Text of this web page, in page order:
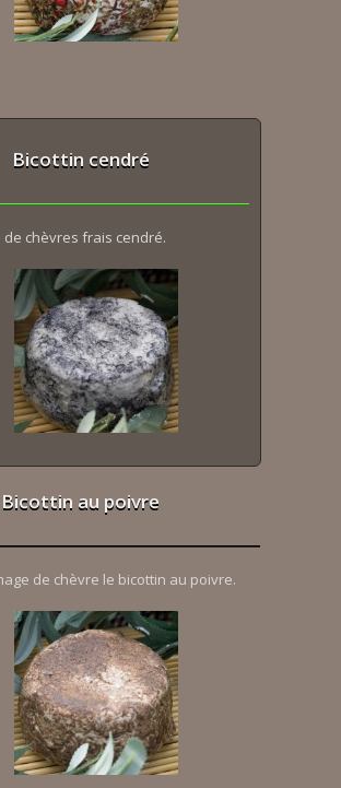
Bicottin cendré
de chèvres frais cendré.
Bicottin au poivre
de chèvre le bicottin au poivre.